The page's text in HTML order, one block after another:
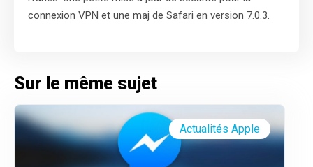
connexion VPN et une maj de Safari en version 7.0.3.
Sur le même sujet
Actualités Apple